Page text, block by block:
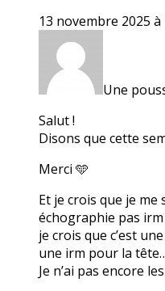
13 novembre 2025
Une
Salut !
Disons que cette
Merci 🩵
Et je crois que je me
échographie pas
je crois que c’est
une irm pour la
Je n’ai pas encore